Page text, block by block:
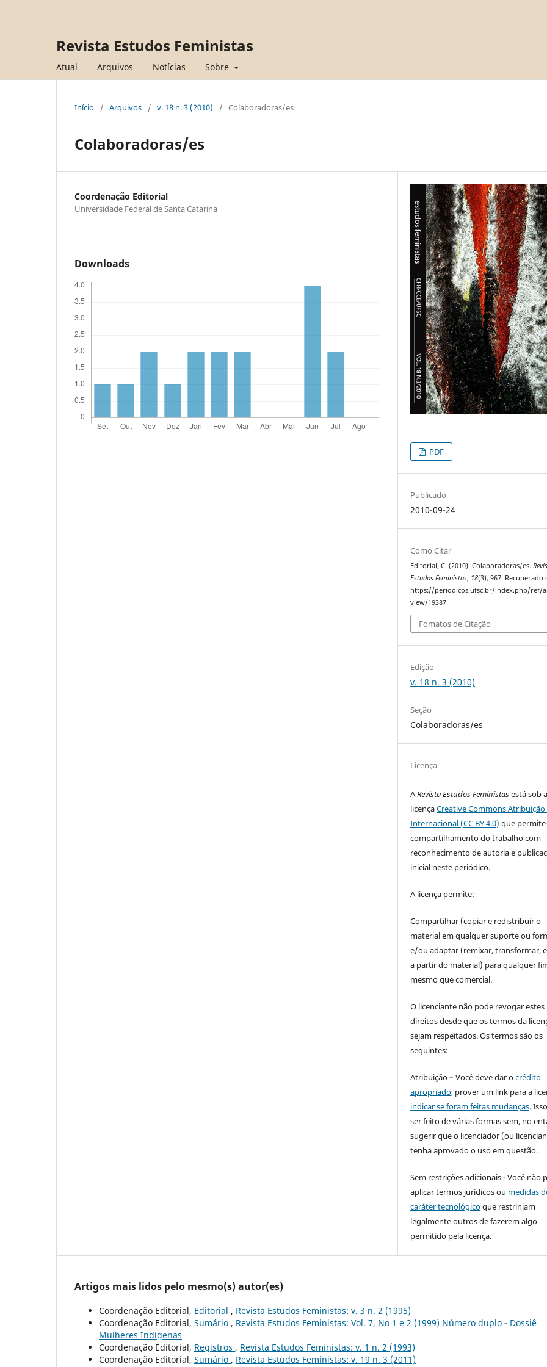
Revista Estudos Feministas
Atual Arquivos Notícias Sobre
Início / Arquivos / v. 18 n. 3 (2010) / Colaboradoras/es
Colaboradoras/es
Coordenação Editorial
Universidade Federal de Santa Catarina
Downloads
PDF
Publicado
2010-09-24
Como Citar
Editorial, C. (2010). Colaboradoras/es.
Estudos Feministas, 18(3), 967. Recuperado
https://periodicos.ufsc.br/index.php/ref/
view/19387
Fomatos de Citação
Edição
v. 18 n. 3 (2010)
Seção
Colaboradoras/es
Licença
ARevista Estudos Feministasestá sob a
licençaCreative Commons Atribuição
Internacional (CC BY 4.0) que
compartilhamento do trabalho com
reconhecimento de autoria e
inicial neste periódico.
A licença permite:
Compartilhar (copiar e redistribuir o
material em qualquer suporte ou
e/ou adaptar (remixar, transformar,
a partir do material) para qualquer
mesmo que comercial.
O licenciante não pode revogar estes
direitos desde que os termos da
sejam respeitados. Os termos são os
seguintes:
Atribuição – Você deve dar ocrédito
apropriado, prover um link para a
indicar se foram feitas mudanças.
ser feito de várias formas sem, no
sugerir que o licenciador (ou
tenha aprovado o uso em questão.
Sem restrições adicionais - Você não
aplicar termos jurídicos ou medidas
caráter tecnológicoque restrinjam
legalmente outros de fazerem algo
permitido pela licença.
Artigos mais lidos pelo mesmo(s) autor(es)
Coordenação Editorial, Editorial , Revista Estudos Feministas: v. 3 n. 2 (1995)
Coordenação Editorial, Sumário , Revista Estudos Feministas: Vol. 7, No 1 e 2 (1999) Número duplo - Dossiê
Mulheres Indígenas
Coordenação Editorial, Registros , Revista Estudos Feministas: v. 1 n. 2 (1993)
Coordenação Editorial, Sumário , Revista Estudos Feministas: v. 19 n. 3 (2011)